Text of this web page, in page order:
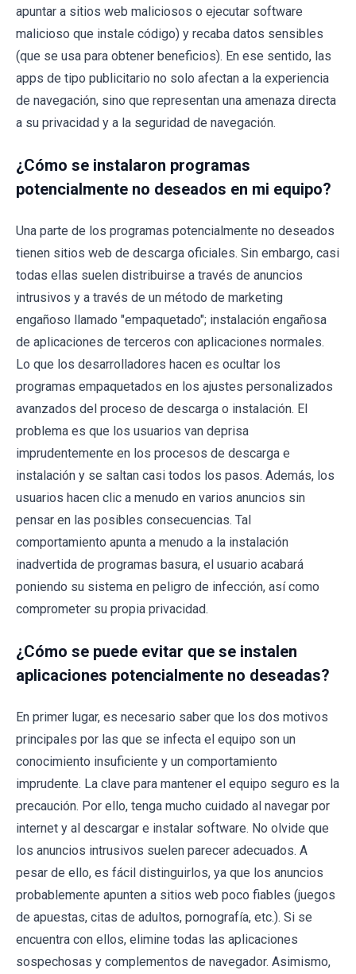
apuntar a sitios web maliciosos o ejecutar software
malicioso que instale código) y recaba datos sensibles
(que se usa para obtener beneficios). En ese sentido, las
apps de tipo publicitario no solo afectan a la experiencia
de navegación, sino que representan una amenaza directa
a su privacidad y a la seguridad de navegación.
¿Cómo se instalaron programas
potencialmente no deseados en mi equipo?
Una parte de los programas potencialmente no deseados
tienen sitios web de descarga oficiales. Sin embargo, casi
todas ellas suelen distribuirse a través de anuncios
intrusivos y a través de un método de marketing
engañoso llamado "empaquetado"; instalación engañosa
de aplicaciones de terceros con aplicaciones normales.
Lo que los desarrolladores hacen es ocultar los
programas empaquetados en los ajustes personalizados
avanzados del proceso de descarga o instalación. El
problema es que los usuarios van deprisa
imprudentemente en los procesos de descarga e
instalación y se saltan casi todos los pasos. Además, los
usuarios hacen clic a menudo en varios anuncios sin
pensar en las posibles consecuencias. Tal
comportamiento apunta a menudo a la instalación
inadvertida de programas basura, el usuario acabará
poniendo su sistema en peligro de infección, así como
comprometer su propia privacidad.
¿Cómo se puede evitar que se instalen
aplicaciones potencialmente no deseadas?
En primer lugar, es necesario saber que los dos motivos
principales por las que se infecta el equipo son un
conocimiento insuficiente y un comportamiento
imprudente. La clave para mantener el equipo seguro es la
precaución. Por ello, tenga mucho cuidado al navegar por
internet y al descargar e instalar software. No olvide que
los anuncios intrusivos suelen parecer adecuados. A
pesar de ello, es fácil distinguirlos, ya que los anuncios
probablemente apunten a sitios web poco fiables (juegos
de apuestas, citas de adultos, pornografía, etc.). Si se
encuentra con ellos, elimine todas las aplicaciones
sospechosas y complementos de navegador. Asimismo,